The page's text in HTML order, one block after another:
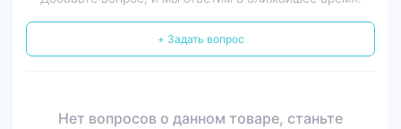
+ Задать вопрос
Нет вопросов о данном товаре, станьте